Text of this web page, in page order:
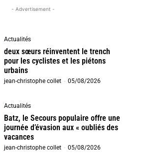
- Advertisement -
Actualités
deux sœurs réinventent le trench
pour les cyclistes et les piétons
urbains
jean-christophe collet - 05/08/2026
Actualités
Batz, le Secours populaire offre une
journée d’évasion aux « oubliés des
vacances
jean-christophe collet - 05/08/2026